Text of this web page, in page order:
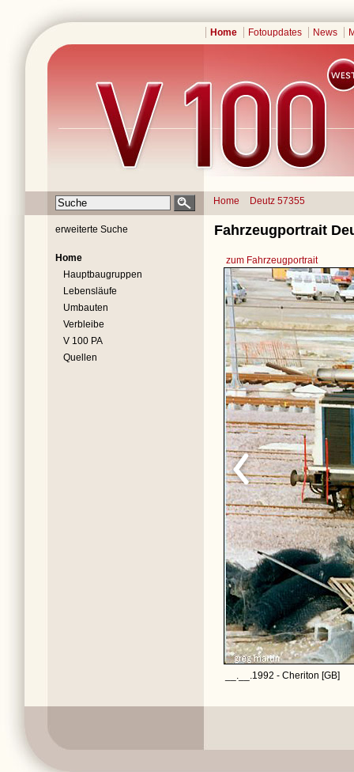
Home Fotoupdates News
Home Deutz 57355
erweiterte Suche
Home
Hauptbaugruppen
Lebensläufe
Umbauten
Verbleibe
V 100 PA
Quellen
Fahrzeugportrait
zum Fahrzeugportrait
__.__.1992 - Cheriton [GB]